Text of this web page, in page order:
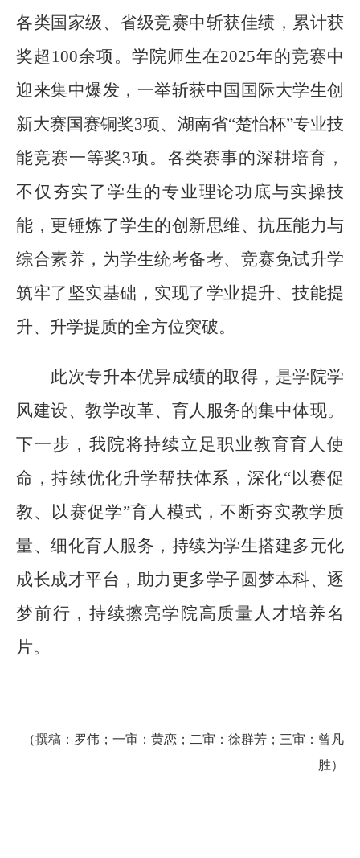
各类国家级、省级竞赛中斩获佳绩，累计获
奖超 100余项。学院师生在2025年的竞赛中
迎来集中爆发，一举斩获中国国际大学生创
新大赛国赛铜奖3项、湖南省“楚怡杯”专业技
能竞赛一等奖3项。各类赛事的深耕培育，
不仅夯实了学生的专业理论功底与实操技
能，更锤炼了学生的创新思维、抗压能力与
综合素养，为学生统考备考、竞赛免试升学
筑牢了坚实基础，实现了学业提升、技能提
升、升学提质的全方位突破。
此次专升本优异成绩的取得，是学院学
风建设、教学改革、育人服务的集中体现。
下一步，我院将持续立足职业教育育人使
命，持续优化升学帮扶体系，深化“以赛促
教、以赛促学”育人模式，不断夯实教学质
量、细化育人服务，持续为学生搭建多元化
成长成才平台，助力更多学子圆梦本科、逐
梦前行，持续擦亮学院高质量人才培养名
片。
（撰稿： 罗伟 ； 一审：黄恋；二审：徐群芳；三审：曾凡
胜）